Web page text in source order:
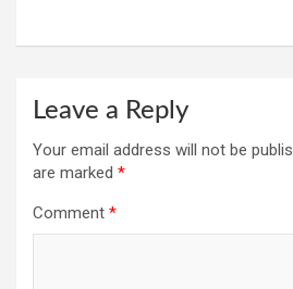
Leave a Reply
Your email address will not be
are marked *
Comment *